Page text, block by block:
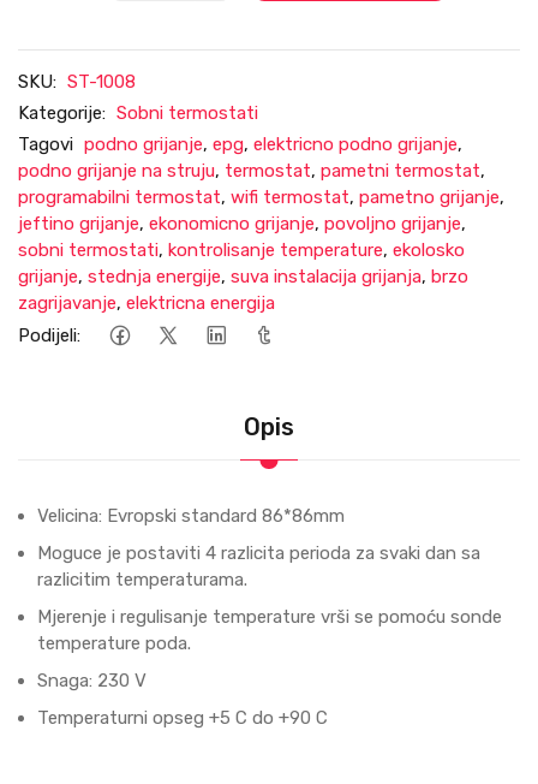
SKU: ST-1008
Kategorije: Sobni termostati
Tagovi podno grijanje, epg, elektricno podno grijanje,
podno grijanje na struju, termostat, pametni termostat,
programabilni termostat, wifi termostat, pametno grijanje,
jeftino grijanje, ekonomicno grijanje, povoljno grijanje,
sobni termostati, kontrolisanje temperature, ekolosko
grijanje, stednja energije, suva instalacija grijanja, brzo
zagrijavanje, elektricna energija
Podijeli:
Opis
Velicina: Evropski standard 86*86mm
Moguce je postaviti 4 razlicita perioda za svaki dan sa
razlicitim temperaturama.
Mjerenje i regulisanje temperature vrši se pomoću sonde
temperature poda.
Snaga: 230 V
Temperaturni opseg +5 C do +90 C